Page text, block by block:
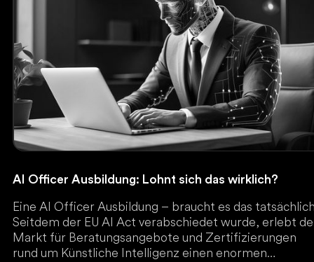
AI Officer Ausbildung: Lohnt sich das wirklich?
Eine AI Officer Ausbildung – braucht es das
Seitdem der EU AI Act verabschiedet wurde, erlebt
Markt für Beratungsangebote und Zertifizierungen
rund um Künstliche Intelligenz einen enormen